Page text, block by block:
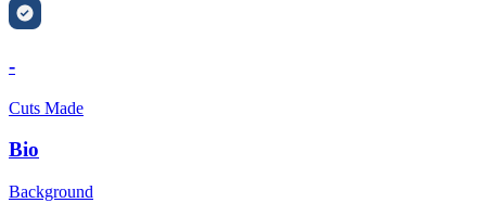
-
Cuts Made
Bio
Background